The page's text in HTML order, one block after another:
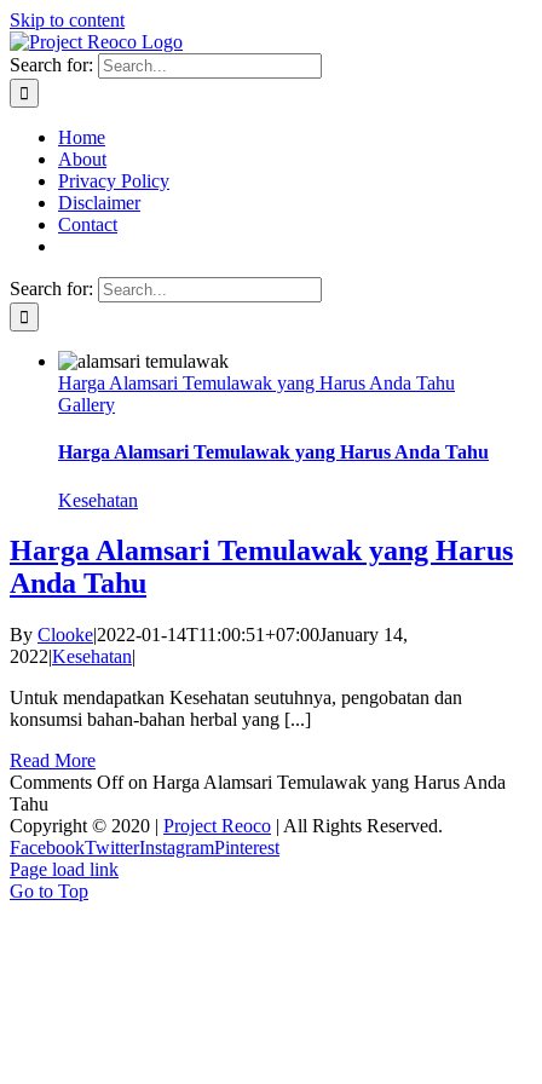
Skip to content
Search for:
Home
About
Privacy Policy
Disclaimer
Contact
Search for:
Harga Alamsari Temulawak yang Harus Anda Tahu
Gallery
Harga Alamsari Temulawak yang Harus Anda Tahu
Kesehatan
Harga Alamsari Temulawak yang Harus
Anda Tahu
By Clooke|2022-01-14T11:00:51+07:00January 14,
2022|Kesehatan|
Untuk mendapatkan Kesehatan seutuhnya, pengobatan dan
konsumsi bahan-bahan herbal yang [...]
Read More
Comments Offon Harga Alamsari Temulawak yang Harus Anda
Tahu
Copyright © 2020 | Project Reoco | All Rights Reserved.
FacebookTwitterInstagramPinterest
Page load link
Go to Top